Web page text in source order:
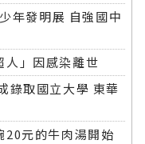
年發明展 自強國中
」因感染離世
錄取國立大學 東華
20元的牛肉湯開始